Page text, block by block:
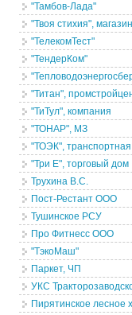
"Тамбов-Лада"
"Твоя стихия", магазин
"ТелекомТест"
"ТендерКом"
"Титан",
"ТиТул", компания
"ТОНАР", МЗ
"ТОЭК",
"Три Е", торговый дом
Трухина В.С.
Пост-Рестант ООО
Тушинское РСУ
Про Фитнесс ООО
"ТэкоМаш"
Паркет, ЧП
УКС
Пирятинское лесное